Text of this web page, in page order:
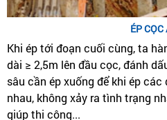
ÉP CỌC
Khi ép tới đoạn cuối cùng, ta
dài ≥ 2,5m lên đầu cọc, đánh
sâu cần ép xuống để khi ép
nhau, không xảy ra tình trạng
giúp thi công...